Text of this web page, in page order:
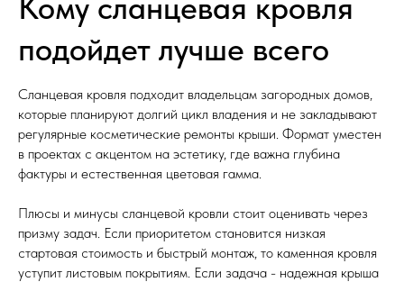
подойдет лучше всего
Сланцевая кровля подходит владельцам загородных домов,
которые планируют долгий цикл владения и не закладывают
регулярные косметические ремонты крыши. Формат уместен
в проектах с акцентом на эстетику, где важна глубина
фактуры и естественная цветовая гамма.
Плюсы и минусы сланцевой кровли стоит оценивать через
призму задач. Если приоритетом становится низкая
стартовая стоимость и быстрый монтаж, то каменная кровля
уступит листовым покрытиям. Если задача - надежная крыша